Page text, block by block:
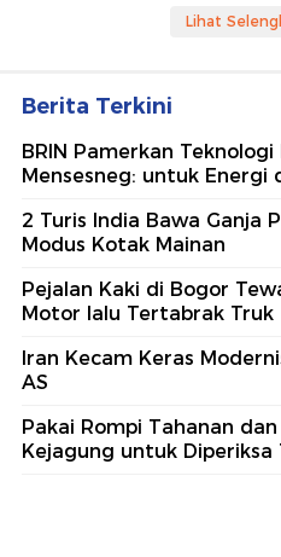
Lihat
Berita Terkini
BRIN Pamerkan
Mensesneg: untuk Energi
2 Turis India Bawa Ganja
Modus Kotak Mainan
Pejalan Kaki di Bogor
Motor lalu Tertabrak Truk
Iran Kecam Keras
AS
Pakai Rompi Tahanan
Kejagung untuk Diperiksa